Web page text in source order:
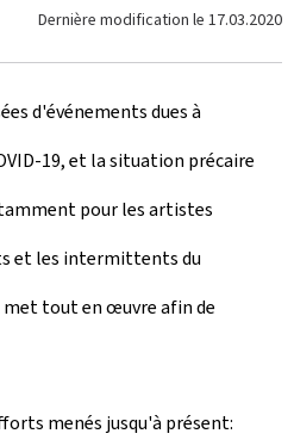
Dernière modification le 17.03.2020
d'événements dues à
19, et la situation précaire
pour les artistes
et les intermittents du
tout en œuvre afin de
menés jusqu'à présent: